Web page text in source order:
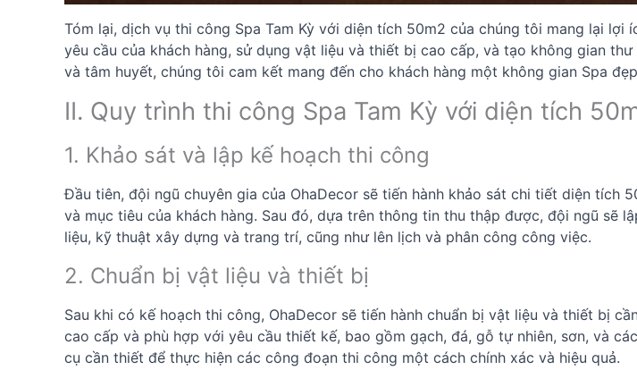
Tóm lại, dịch vụ thi công Spa Tam Kỳ với diện tích 50m2 của chúng tôi mang lại
yêu cầu của khách hàng, sử dụng vật liệu và thiết bị cao cấp, và tạo không gian
và tâm huyết, chúng tôi cam kết mang đến cho khách hàng một không gian Spa
II. Quy trình thi công Spa Tam Kỳ với diện tích
1. Khảo sát và lập kế hoạch thi công
Đầu tiên, đội ngũ chuyên gia của OhaDecor sẽ tiến hành khảo sát chi tiết diện tích
và mục tiêu của khách hàng. Sau đó, dựa trên thông tin thu thập được, đội ngũ sẽ
liệu, kỹ thuật xây dựng và trang trí, cũng như lên lịch và phân công công việc.
2. Chuẩn bị vật liệu và thiết bị
Sau khi có kế hoạch thi công, OhaDecor sẽ tiến hành chuẩn bị vật liệu và thiết bị
cao cấp và phù hợp với yêu cầu thiết kế, bao gồm gạch, đá, gỗ tự nhiên, sơn, và
cụ cần thiết để thực hiện các công đoạn thi công một cách chính xác và hiệu quả.